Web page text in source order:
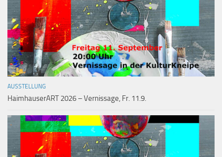
AUSSTELLUNG
HaimhauserART 2026 – Vernissage, Fr. 11.9.